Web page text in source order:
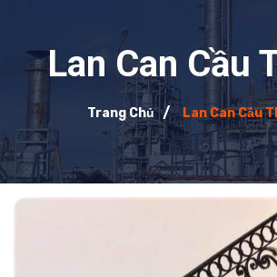
Lan Can Cầu
Trang Chủ Lan Can Cầu